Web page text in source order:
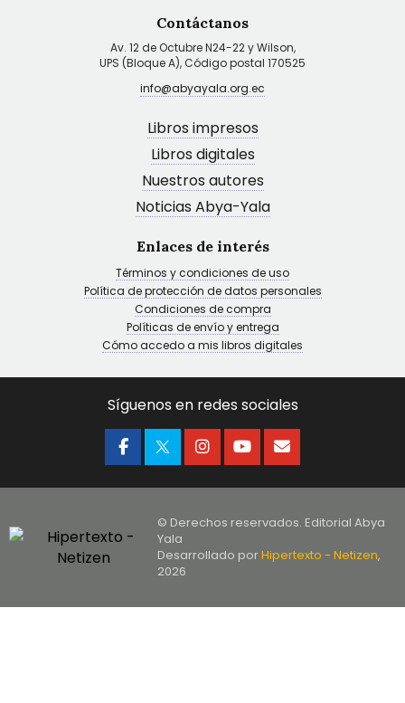
Contáctanos
Av. 12 de Octubre N24-22 y Wilson,
UPS (Bloque A), Código postal 170525
info@abyayala.org.ec
Libros impresos
Libros digitales
Nuestros autores
Noticias Abya-Yala
Enlaces de interés
Términos y condiciones de uso
Política de protección de datos personales
Condiciones de compra
Políticas de envío y entrega
Cómo accedo a mis libros digitales
Síguenos en redes sociales
© Derechos reservados. Editorial Abya
Yala
Desarrollado porHipertexto - Netizen,
2026